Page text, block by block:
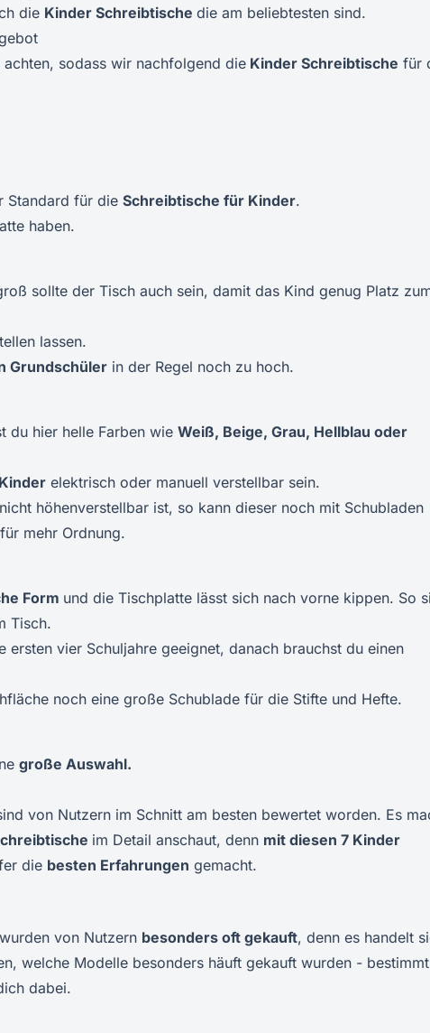
die Kinder Schreibtische die am beliebtesten sind.
sodass wir nachfolgend die Kinder Schreibtische für
Standard für die Schreibtische für Kinder.
haben.
sollte der Tisch auch sein, damit das Kind genug Platz
lassen.
Grundschüler in der Regel noch zu hoch.
du hier helle Farben wie Weiß, Beige, Grau, Hellblau oder
elektrisch oder manuell verstellbar sein.
höhenverstellbar ist, so kann dieser noch mit Schubladen
mehr Ordnung.
Form und die Tischplatte lässt sich nach vorne kippen. So
Tisch.
ersten vier Schuljahre geeignet, danach brauchst du einen
noch eine große Schublade für die Stifte und Hefte.
große Auswahl.
von Nutzern im Schnitt am besten bewertet worden. Es
im Detail anschaut, denn mit diesen 7 Kinder
die besten Erfahrungen gemacht.
wurden von Nutzern besonders oft gekauft, denn es handelt
welche Modelle besonders häuft gekauft wurden -
dabei.